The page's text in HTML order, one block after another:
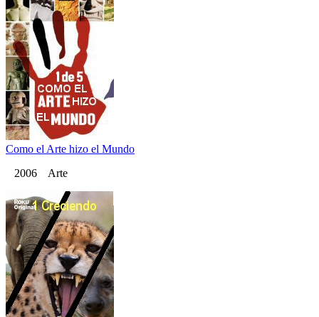
Como el Arte hizo el Mundo
2006 Arte